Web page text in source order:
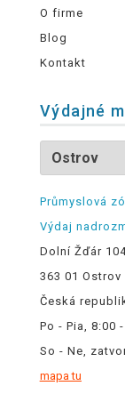
O firme
Blog
Kontakt
Výdajné
Průmyslová
Výdaj
Dolní Žďár
363 01 Ostrov
Česká
Po - Pia, 8:00
So - Ne,
mapa tu